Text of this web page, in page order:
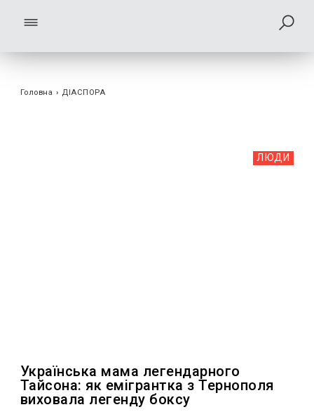
Головна › ДІАСПОРА
ЛЮДИ
Українська мама легендарного
Тайсона: як емігрантка з Тернополя
виховала легенду боксу